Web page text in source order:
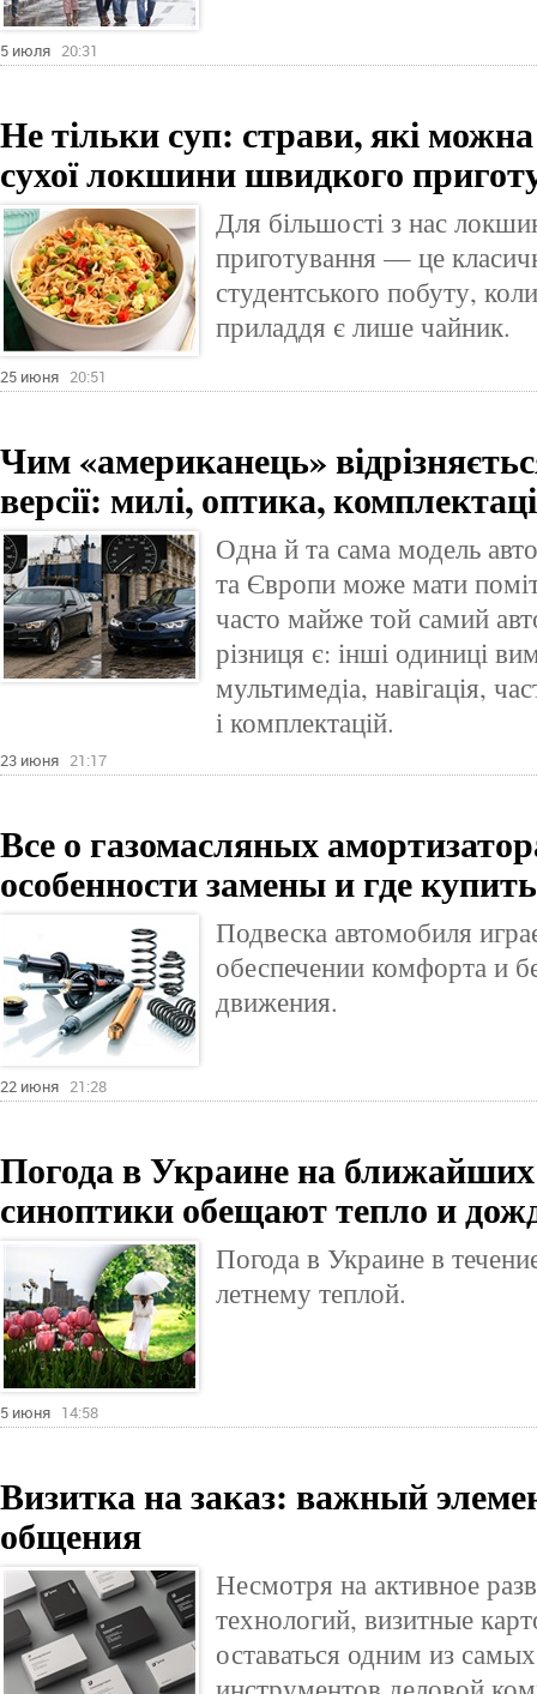
5 июля 20:31
Не тільки суп: страви, які
сухої локшини швидкого
Для більшості з нас
приготування — це
студентського побуту,
приладдя є лише чайник.
25 июня 20:51
Чим «американець»
версії: милі, оптика,
Одна й та сама модель
та Європи може мати
часто майже той самий
різниця є: інші одиниці
мультимедіа, навігація,
і комплектацій.
23 июня 21:17
Все о газомасляных
особенности замены и где
Подвеска автомобиля
обеспечении комфорта и
движения.
22 июня 21:28
Погода в Украине на
синоптики обещают тепло и
Погода в Украине в
летнему теплой.
5 июня 14:58
Визитка на заказ: важный
общения
Несмотря на активное
технологий, визитные
оставаться одним из